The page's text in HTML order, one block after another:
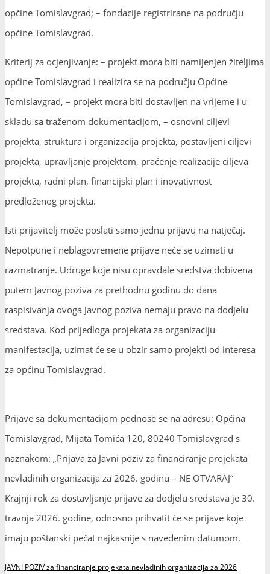
općine Tomislavgrad; – fondacije registrirane na području
općine Tomislavgrad.
Kriterij za ocjenjivanje: – projekt mora biti namijenjen žiteljima
općine Tomislavgrad i realizira se na području Općine
Tomislavgrad, – projekt mora biti dostavljen na vrijeme i u
skladu sa traženom dokumentacijom, – osnovni ciljevi
projekta, struktura i organizacija projekta, postavljeni ciljevi
projekta, upravljanje projektom, praćenje realizacije ciljeva
projekta, radni plan, financijski plan i inovativnost
predloženog projekta.
Isti prijavitelj može poslati samo jednu prijavu na natječaj.
Nepotpune i neblagovremene prijave neće se uzimati u
razmatranje. Udruge koje nisu opravdale sredstva dobivena
putem Javnog poziva za prethodnu godinu do dana
raspisivanja ovoga Javnog poziva nemaju pravo na dodjelu
sredstava. Kod prijedloga projekata za organizaciju
manifestacija, uzimat će se u obzir samo projekti od interesa
za općinu Tomislavgrad.
Prijave sa dokumentacijom podnose se na adresu: Općina
Tomislavgrad, Mijata Tomića 120, 80240 Tomislavgrad s
naznakom: „Prijava za Javni poziv za financiranje projekata
nevladinih organizacija za 2026. godinu – NE OTVARAJ“
Krajnji rok za dostavljanje prijave za dodjelu sredstava je 30.
travnja 2026. godine, odnosno prihvatit će se prijave koje
imaju poštanski pečat najkasnije s navedenim datumom.
JAVNI POZIV za financiranje projekata nevladinih organizacija za 2026